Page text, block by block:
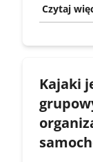
Czytaj
Kajaki